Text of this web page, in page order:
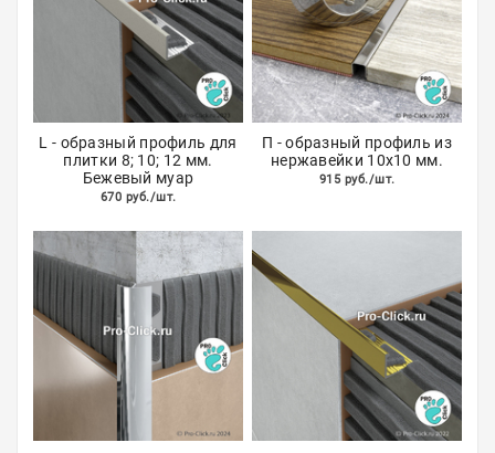
Самовывоз
Контакты
L - образный профиль для
плитки 8; 10; 12 мм.
Бежевый муар
670 руб./шт.
П - образный профиль из
нержавейки 10х10 мм.
915 руб./шт.